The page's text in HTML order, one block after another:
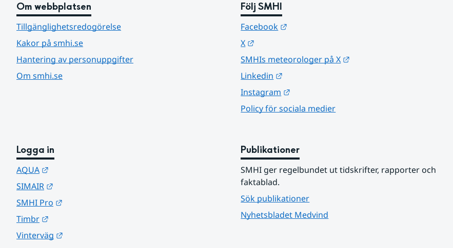
Om webbplatsen
Tillgänglighetsredogörelse
Kakor på smhi.se
Hantering av personuppgifter
Om smhi.se
Följ SMHI
Facebook
X
SMHIs meteorologer på X
Linkedin
Instagram
Policy för sociala medier
Logga in
AQUA
SIMAIR
SMHI Pro
Timbr
Vinterväg
Publikationer
SMHI ger regelbundet ut tidskrifter, rapporter och
faktablad.
Sök publikationer
Nyhetsbladet Medvind